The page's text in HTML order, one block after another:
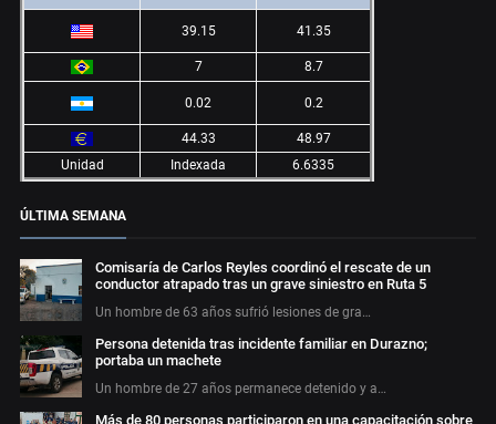
39.15 41.35
7 8.7
0.02 0.2
44.33
48.97
Unidad
Indexada 6.6335
ÚLTIMA SEMANA
Comisaría de Carlos Reyles coordinó el rescate de un
conductor atrapado tras un grave siniestro en Ruta 5
Un hombre de 63 años sufrió lesiones de gra…
Persona detenida tras incidente familiar en Durazno;
portaba un machete
Un hombre de 27 años permanece detenido y a…
Más de 80 personas participaron en una capacitación sobre